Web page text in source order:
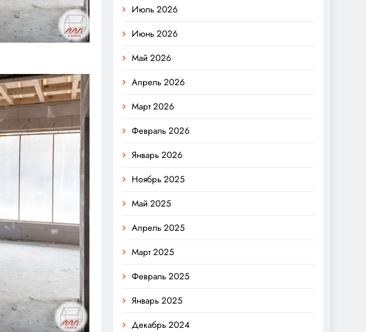
Июль 2026
Июнь 2026
Май 2026
Апрель 2026
Март 2026
Февраль 2026
Январь 2026
Ноябрь 2025
Май 2025
Апрель 2025
Март 2025
Февраль 2025
Январь 2025
Декабрь 2024